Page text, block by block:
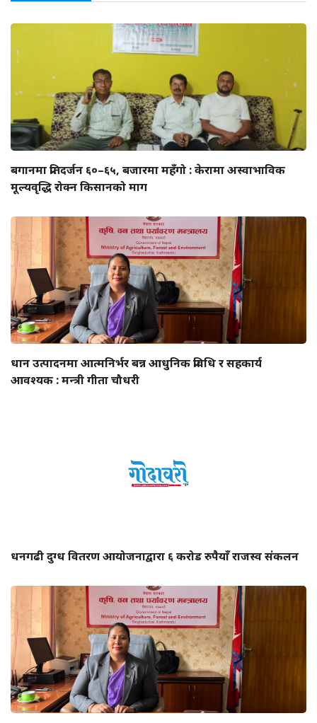
बगानमा प्रतिदर्जन ६०–६५, बजारमा महँगो : केरामा अस्वाभाविक
मूल्यवृद्धि रोक्न किसानको माग
धान उत्पादनमा आत्मनिर्भर बन्न आधुनिक प्रविधि र सहकार्य
आवश्यक : मन्त्री गीता चौधरी
धनगढी दुग्ध वितरण आयोजनाद्वारा ६ करोड रुपैयाँ राजस्व संकलन